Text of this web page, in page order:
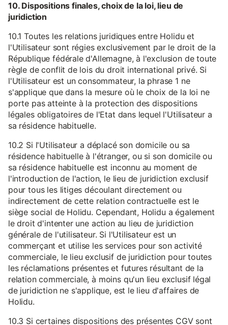
10. Dispositions finales, choix de la loi, lieu de
juridiction
10.1 Toutes les relations juridiques entre Holidu et
l'Utilisateur sont régies exclusivement par le droit de la
République fédérale d'Allemagne, à l'exclusion de toute
règle de conflit de lois du droit international privé. Si
l'Utilisateur est un consommateur, la phrase 1 ne
s'applique que dans la mesure où le choix de la loi ne
porte pas atteinte à la protection des dispositions
légales obligatoires de l'Etat dans lequel l'Utilisateur a
sa résidence habituelle.
10.2 Si l'Utilisateur a déplacé son domicile ou sa
résidence habituelle à l'étranger, ou si son domicile ou
sa résidence habituelle est inconnu au moment de
l'introduction de l'action, le lieu de juridiction exclusif
pour tous les litiges découlant directement ou
indirectement de cette relation contractuelle est le
siège social de Holidu. Cependant, Holidu a également
le droit d'intenter une action au lieu de juridiction
générale de l'utilisateur. Si l'Utilisateur est un
commerçant et utilise les services pour son activité
commerciale, le lieu exclusif de juridiction pour toutes
les réclamations présentes et futures résultant de la
relation commerciale, à moins qu'un lieu exclusif légal
de juridiction ne s'applique, est le lieu d'affaires de
Holidu.
10.3 Si certaines dispositions des présentes CGV sont